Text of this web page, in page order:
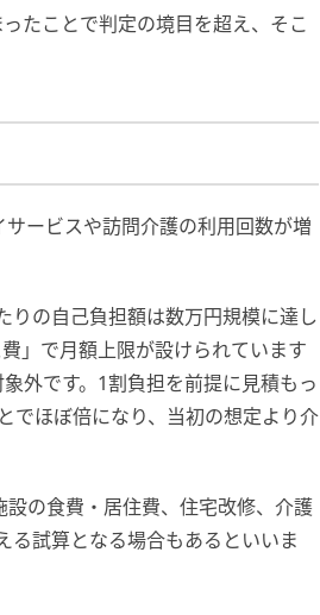
たことで判定の境目を超え、そこ
ービスや訪問介護の利用回数が増
りの自己負担額は数万円規模に達し
」で月額上限が設けられています
外です。1割負担を前提に見積もっ
でほぼ倍になり、当初の想定より介
の食費・居住費、住宅改修、介護
る試算となる場合もあるといいま